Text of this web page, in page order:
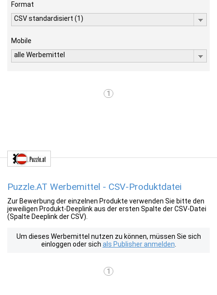
Format
CSV standardisiert (1)
Mobile
alle Werbemittel
1
Puzzle.AT Werbemittel - CSV-Produktdatei
Zur Bewerbung der einzelnen Produkte verwenden Sie bitte den
jeweiligen Produkt-Deeplink aus der ersten Spalte der CSV-Datei
(Spalte Deeplink der CSV).
Um dieses Werbemittel nutzen zu können, müssen Sie sich
einloggen oder sich als Publisher anmelden
1